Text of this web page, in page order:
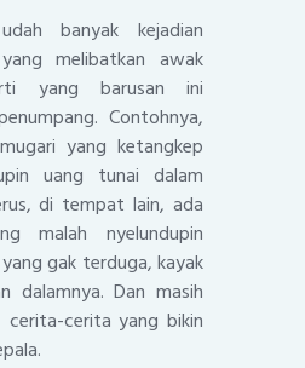
banyak kejadian
melibatkan awak
yang barusan ini
Contohnya,
yang ketangkep
uang tunai dalam
di tempat lain, ada
malah nyelundupin
gak terduga, kayak
dalamnya. Dan masih
cerita-cerita yang bikin